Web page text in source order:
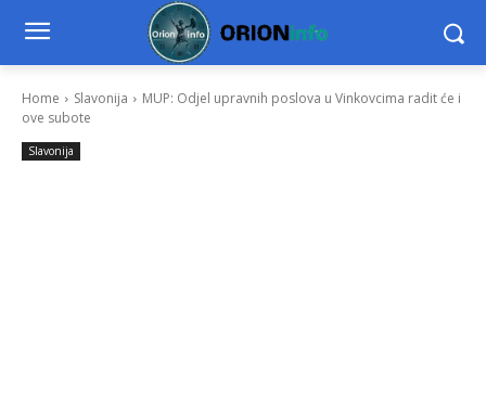
Home Slavonija
MUP: Odjel upravnih poslova u Vinkovcima radit će i
ove subote
Slavonija